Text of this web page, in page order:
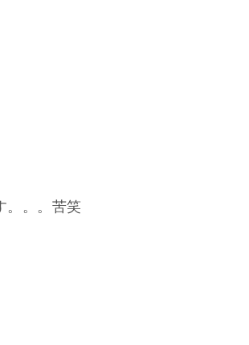
。。。苦笑